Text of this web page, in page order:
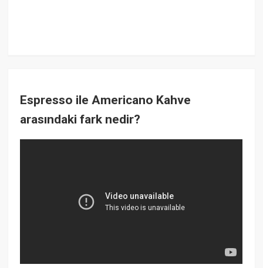
Espresso ile Americano Kahve
arasındaki fark nedir?